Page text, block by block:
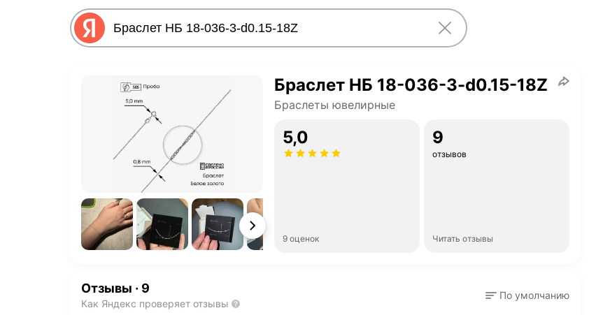
Браслет НБ 18-036-3-d0.15-18Z
Браслеты ювелирные
5,0
9 оценок
9
отзывов
Читать отзывы
Отзывы · 9
Как Яндекс проверяет отзывы
По умолчанию